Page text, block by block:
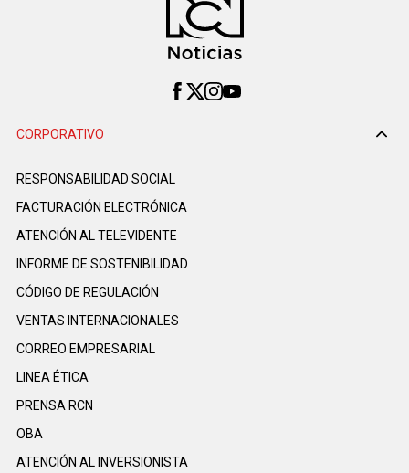
CORPORATIVO
RESPONSABILIDAD SOCIAL
FACTURACIÓN ELECTRÓNICA
ATENCIÓN AL TELEVIDENTE
INFORME DE SOSTENIBILIDAD
CÓDIGO DE REGULACIÓN
VENTAS INTERNACIONALES
CORREO EMPRESARIAL
LINEA ÉTICA
PRENSA RCN
OBA
ATENCIÓN AL INVERSIONISTA